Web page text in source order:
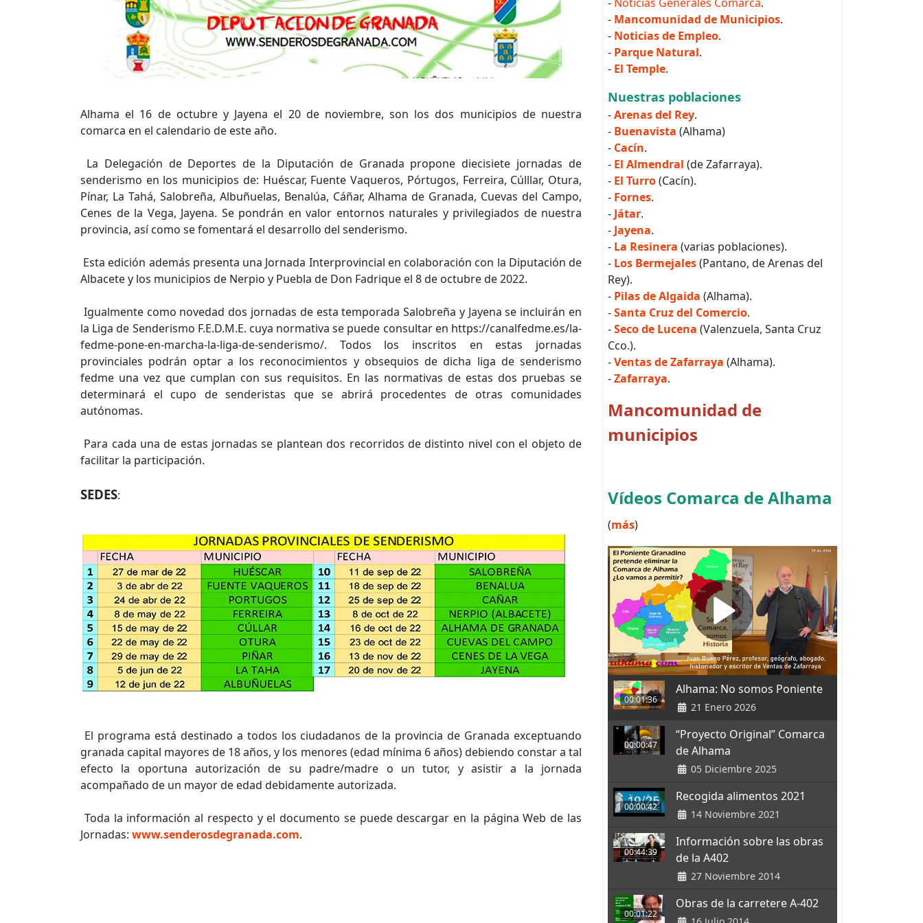
Alhama el 16 de octubre y Jayena el 20 de noviembre, son los dos municipios de nuestra
comarca en el calendario de este año.
La Delegación de Deportes de la Diputación de Granada propone diecisiete jornadas de
senderismo en los municipios de: Huéscar, Fuente Vaqueros, Pórtugos, Ferreira, Cúlllar, Otura,
Pínar, La Tahá, Salobreña, Albuñuelas, Benalúa, Cáñar, Alhama de Granada, Cuevas del Campo,
Cenes de la Vega, Jayena. Se pondrán en valor entornos naturales y privilegiados de nuestra
provincia, así como se fomentará el desarrollo del senderismo.
Esta edición además presenta una Jornada Interprovincial en colaboración con la Diputación de
Albacete y los municipios de Nerpio y Puebla de Don Fadrique el 8 de octubre de 2022.
Igualmente como novedad dos jornadas de esta temporada Salobreña y Jayena se incluirán en
la Liga de Senderismo F.E.D.M.E. cuya normativa se puede consultar en https://canalfedme.es/la-
fedme-pone-en-marcha-la-liga-de-senderismo/. Todos los inscritos en estas jornadas
provinciales podrán optar a los reconocimientos y obsequios de dicha liga de senderismo
fedme una vez que cumplan con sus requisitos. En las normativas de estas dos pruebas se
determinará el cupo de senderistas que se abrirá procedentes de otras comunidades
autónomas.
Para cada una de estas jornadas se plantean dos recorridos de distinto nivel con el objeto de
facilitar la participación.
SEDES:
El programa está destinado a todos los ciudadanos de la provincia de Granada exceptuando
granada capital mayores de 18 años, y los menores (edad mínima 6 años) debiendo constar a tal
efecto la oportuna autorización de su padre/madre o un tutor, y asistir a la jornada
acompañado de un mayor de edad debidamente autorizada.
Toda la información al respecto y el documento se puede descargar en la página Web de las
Jornadas: www.senderosdegranada.com.
- Mancomunidad de Municipios.
- Noticias de Empleo.
- Parque Natural.
- El Temple.
Nuestras poblaciones
-Arenas del Rey.
- Buenavista (Alhama)
- Cacín.
- El Almendral (de Zafarraya).
- El Turro(Cacín).
- Fornes.
- Játar.
- Jayena.
- La Resinera (varias poblaciones).
- Los Bermejales(Pantano, de Arenas del
Rey).
- Pilas de Algaida (Alhama).
-Santa Cruz del Comercio.
-Seco de Lucena (Valenzuela, Santa Cruz
Cco.).
-Ventas de Zafarraya (Alhama).
-Zafarraya.
Mancomunidad de
municipios
Vídeos Comarca de Alhama
(más)
00:01:36
Alhama: No somos Poniente
21 Enero 2026
00:00:47
“Proyecto Original” Comarca
de Alhama
05 Diciembre 2025
00:00:42
Recogida alimentos 2021
14 Noviembre 2021
00:44:39
Información sobre las obras
de la A402
27 Noviembre 2014
00:01:22
Obras de la carretere A-402